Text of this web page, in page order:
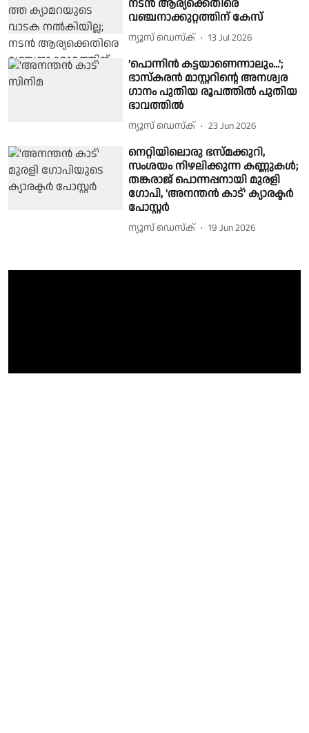
നടൻ ആര്യക്കെതിരെ
വഞ്ചനാക്കുറ്റത്തിന് കേസ്
ന്യൂസ് ഡെസ്ക് 13 Jul 2026
'പൊന്നിൻ കട്ടയാണെന്നാലും...';
ഭാസ്കരൻ മാസ്റ്ററിന്റെ അനശ്വര
ഗാനം പുതിയ രൂപത്തിൽ പുതിയ
ഭാവത്തിൽ
ന്യൂസ് ഡെസ്ക് 23 Jun 2026
നെറ്റിയിലൊരു ഭസ്മക്കുറി,
സംശയം നിഴലിക്കുന്ന കണ്ണുകള്‍;
തങ്കരാജ് പൊന്നപ്പനായി മുരളി
ഗോപി, 'അനന്തൻ കാട്' ക്യാരക്ടർ
പോസ്റ്റർ
ന്യൂസ് ഡെസ്ക് 19 Jun 2026